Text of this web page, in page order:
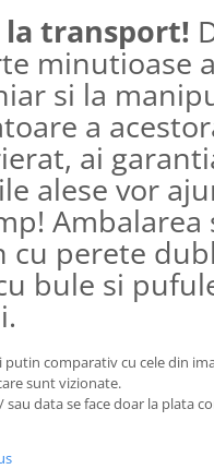
transport!
minutioase
si la
a
ai
alese vor
Ambalarea
cu perete
bule si
comparativ cu cele din
sunt vizionate.
data se face doar la plata